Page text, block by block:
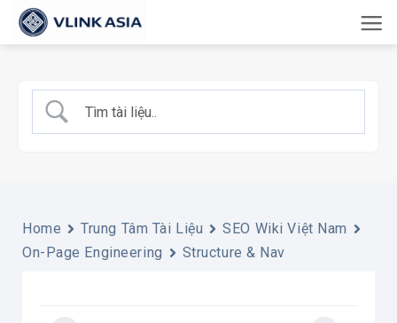
qua
dung
Home Trung Tâm Tài Liệu
SEO Wiki Việt Nam
On-Page Engineering
Structure & Nav